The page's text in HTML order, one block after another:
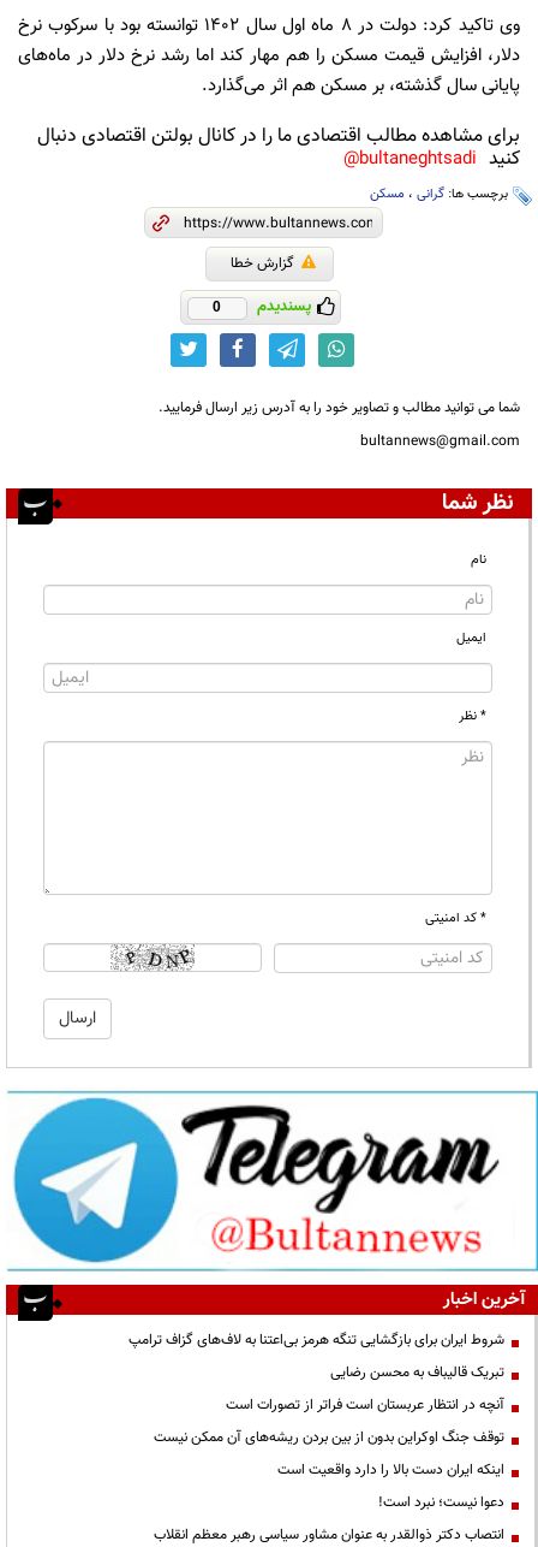
وی تاکید کرد: دولت در ٨ ماه اول سال ١۴٠٢ توانسته بود با سرکوب نرخ
دلار، افزایش قیمت مسکن را هم مهار کند اما رشد نرخ دلار در ماه‌های
پایانی سال گذشته، بر مسکن هم اثر می‌گذارد.
برای مشاهده مطالب اقتصادی ما را در کانال بولتن اقتصادی دنبال
کنید bultaneghtsadi@
برچسب ها: گرانی ، مسکن
گزارش خطا
پسندیدم 0
شما می توانید مطالب و تصاویر خود را به آدرس زیر ارسال فرمایید.
bultannews@gmail.com
نظر شما
نام
ایمیل
* نظر
* کد امنیتی
آخرین اخبار
شروط ایران برای بازگشایی تنگه هرمز بی‌اعتنا به لاف‌های گزاف ترامپ
تبریک قالیباف به محسن رضایی
آنچه در انتظار عربستان است فراتر از تصورات است
توقف جنگ اوکراین بدون از بین بردن ریشه‌های آن ممکن نیست
اینکه ایران دست بالا را دارد واقعیت است
دعوا نیست؛ نبرد است!
انتصاب دکتر ذوالقدر به عنوان مشاور سیاسی رهبر معظم انقلاب